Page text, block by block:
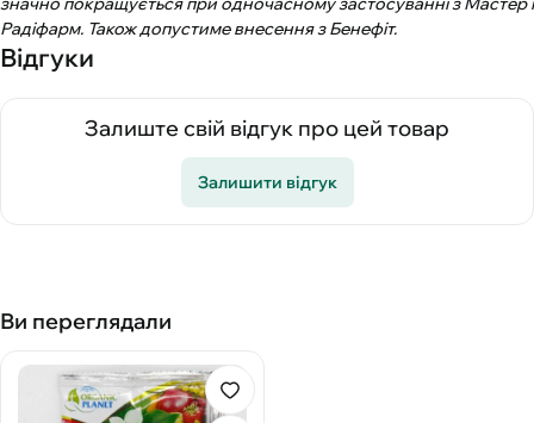
Радіфарм. Також допустиме внесення з Бенефіт.
Відгуки
Залиште свій відгук про цей товар
Залишити відгук
Ви переглядали